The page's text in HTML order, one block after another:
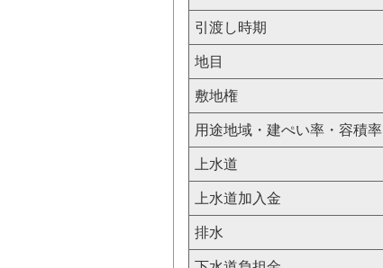
引渡し時期
地目
敷地権
用途地域・建ぺい率・容積率
上水道
上水道加入金
排水